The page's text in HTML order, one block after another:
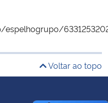
Humanos Voltar ao topo